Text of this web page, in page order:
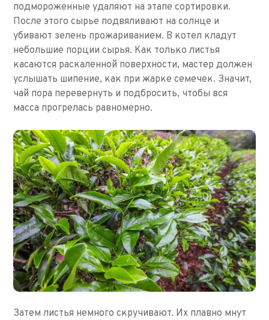
подмороженные удаляют на этапе сортировки.
После этого сырье подвяливают на солнце и
убивают зелень прожариванием. В котел кладут
небольшие порции сырья. Как только листья
касаются раскаленной поверхности, мастер должен
услышать шипение, как при жарке семечек. Значит,
чай пора перевернуть и подбросить, чтобы вся
масса прогрелась равномерно.
Затем листья немного скручивают. Их плавно мнут